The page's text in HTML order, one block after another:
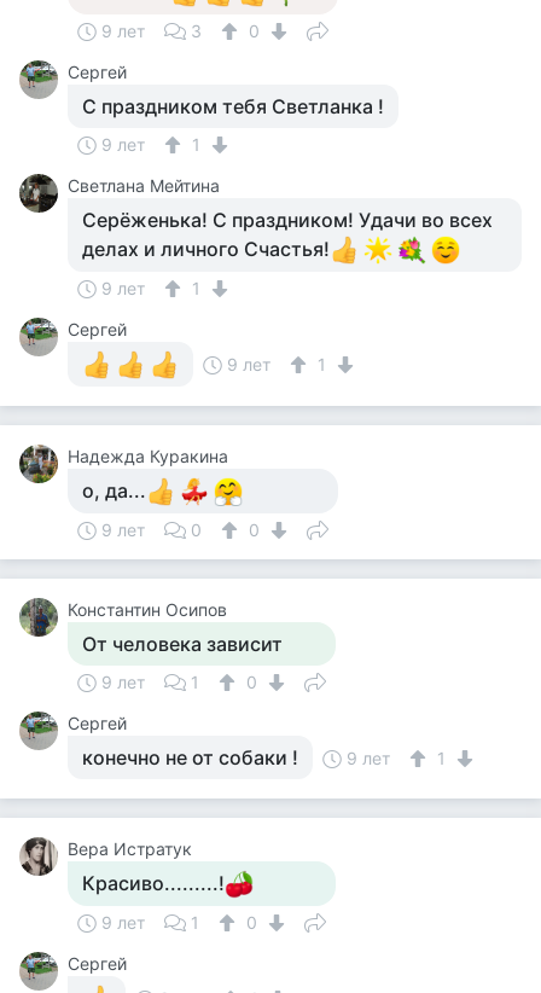
9 лет 3
0
Сергей
С праздником тебя Светланка !
9 лет
1
Светлана Мейтина
Серёженька! С праздником! Удачи во всех
делах и личного Счастья!
9 лет
1
Сергей
9 лет
1
Надежда Куракина
о, да...
9 лет 0 0
Константин Осипов
От человека зависит
9 лет 1
0
Сергей
конечно не от собаки ! 9 лет 1
Вера Истратук
Красиво.........!
9 лет 1
0
Сергей